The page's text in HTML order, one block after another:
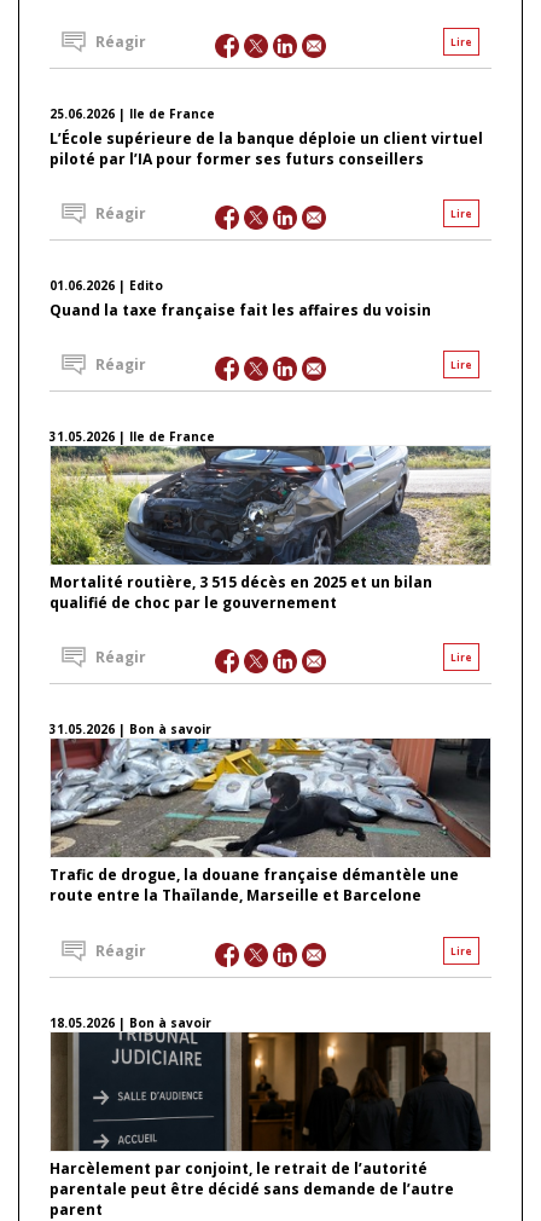
Lire
Réagir
25.06.2026 | Ile de France
L’École supérieure de la banque déploie un client virtuel
piloté par l’IA pour former ses futurs conseillers
Lire
Réagir
01.06.2026 | Edito
Quand la taxe française fait les affaires du voisin
Lire
Réagir
31.05.2026 | Ile de France
Mortalité routière, 3 515 décès en 2025 et un bilan
qualifié de choc par le gouvernement
Lire
Réagir
31.05.2026 | Bon à savoir
Trafic de drogue, la douane française démantèle une
route entre la Thaïlande, Marseille et Barcelone
Lire
Réagir
18.05.2026 | Bon à savoir
Harcèlement par conjoint, le retrait de l’autorité
parentale peut être décidé sans demande de l’autre
parent